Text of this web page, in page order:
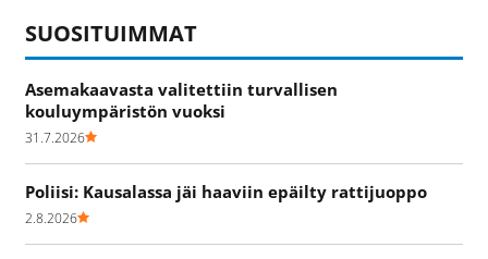
SUOSITUIMMAT
Asemakaavasta valitettiin turvallisen
kouluympäristön vuoksi
31.7.2026
Poliisi: Kausalassa jäi haaviin epäilty rattijuoppo
2.8.2026